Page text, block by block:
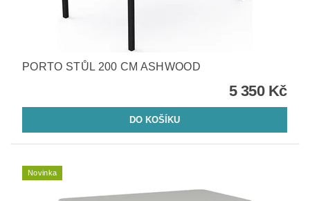
PORTO STŮL 200 CM ASHWOOD
5 350 Kč
Novinka